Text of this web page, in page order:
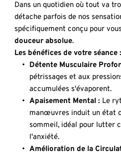
Dans un quotidien où tout va
détache parfois de nos
spécifiquement conçu pour
douceur absolue.
Les bénéfices de votre séance :
Détente Musculaire
pétrissages et aux
accumulées s'évaporent.
Apaisement Mental : Le
manœuvres induit un état
sommeil, idéal pour lutter
l'anxiété.
Amélioration de la